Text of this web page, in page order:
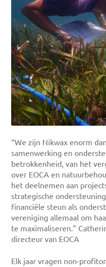
“We zijn Nikwax enorm
samenwerking en
betrokkenheid, van het
over EOCA en
het deelnemen aan
strategische
financiële steun als
vereniging allemaal om
te maximaliseren.”
directeur van EOCA
Elk jaar vragen non-